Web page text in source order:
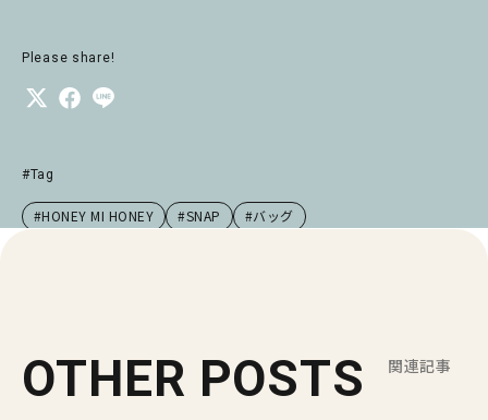
Please share!
#Tag
#HONEY MI HONEY #SNAP #バッグ
OTHER POSTS 関連記事